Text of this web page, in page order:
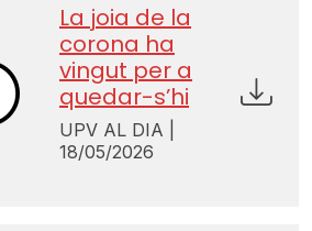
La joia de la
corona ha
vingut per a
quedar-s’hi
UPV AL DIA |
18/05/2026